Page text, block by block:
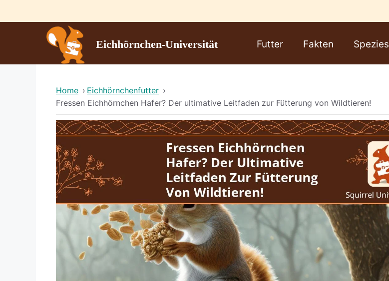
to
Eichhörnchen-Universität Futter Fakten Spezies
Home › Eichhörnchenfutter ›
Fressen Eichhörnchen Hafer? Der ultimative Leitfaden zur Fütterung von Wildtieren!